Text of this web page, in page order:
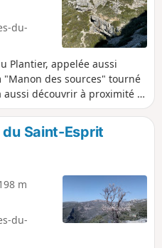
du-
Plantier, appelée aussi
des sources" tourné
découvrir à proximité la
Près du parking on peut
Puits de Raimu restauré.
demandent l'aide des
du Saint-Esprit
m
du-